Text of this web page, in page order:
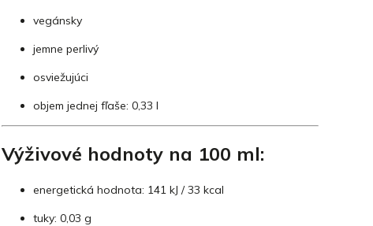
vegánsky
jemne perlivý
osviežujúci
objem jednej fľaše: 0,33 l
Výživové hodnoty na 100 ml:
energetická hodnota: 141 kJ / 33 kcal
tuky: 0,03 g